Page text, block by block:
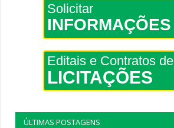
Solicitar
INFORMAÇÕES
Editais e Contratos de
LICITAÇÕES
ÚLTIMAS POSTAGENS